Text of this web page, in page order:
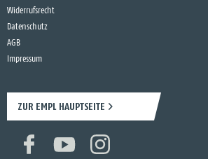
Widerrufsrecht
Datenschutz
AGB
Impressum
ZUR EMPL HAUPTSEITE